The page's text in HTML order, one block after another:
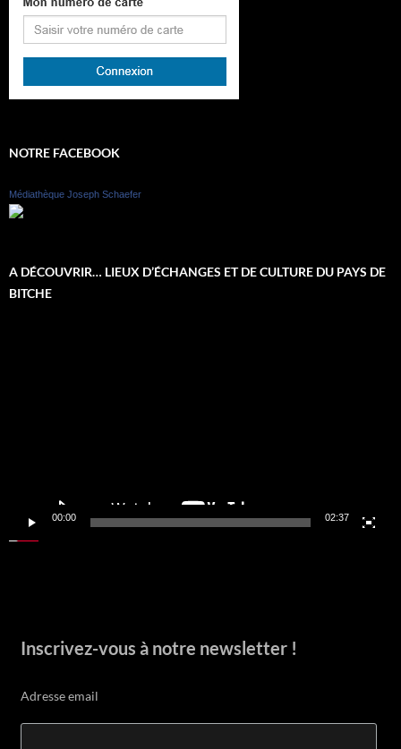
NOTRE FACEBOOK
Médiathèque Joseph Schaefer
A DÉCOUVRIR… LIEUX D’ÉCHANGES ET DE CULTURE DU PAYS DE
BITCHE
00:00 02:37
Inscrivez-vous à notre newsletter !
Adresse email